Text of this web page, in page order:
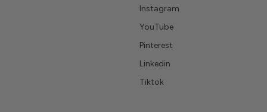
Instagram
YouTube
Pinterest
Linkedin
Tiktok